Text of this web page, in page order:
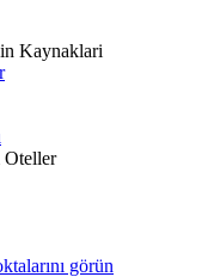
Kaynaklari
Oteller
görün